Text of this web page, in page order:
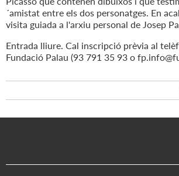
´amistat entre els dos personatges. En
visita guiada a l'arxiu personal de Josep
Entrada lliure. Cal inscripció prèvia al
Fundació Palau (93 791 35 93 o